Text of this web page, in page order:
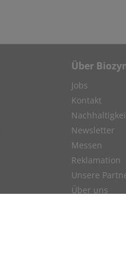
Über
Jobs
Kontakt
Newsletter
Messen
Reklamation
Unsere
Über uns